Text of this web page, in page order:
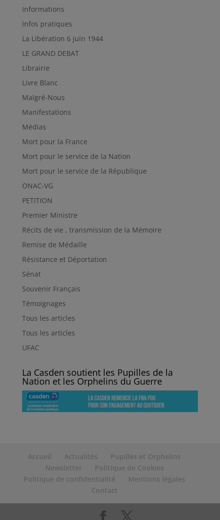
Informations
Infos pratiques
La Libération 6 juin 1944
LE GRAND DEBAT
Librairie
Livre Blanc
Malgré-Nous
Manifestations
Médias
Mort pour la France
Mort pour le service de la Nation
Mort pour le service de la République
ONAC-VG
PETITION
Premier Ministre
Récits de vie , transmission de la Mémoire
Remise de Médaille
Résistance et Déportation
Sénat
Souvenir Français
Témoignages
Tous les articles
Tous les articles
UFAC
La Casden soutient les Pupilles de la
Nation et les Orphelins du Guerre
Accueil Actualités
Pupilles et Orphelins
Newsletter
Politique de Cookies
Politique de confidentialité
Mentions légales
Contact